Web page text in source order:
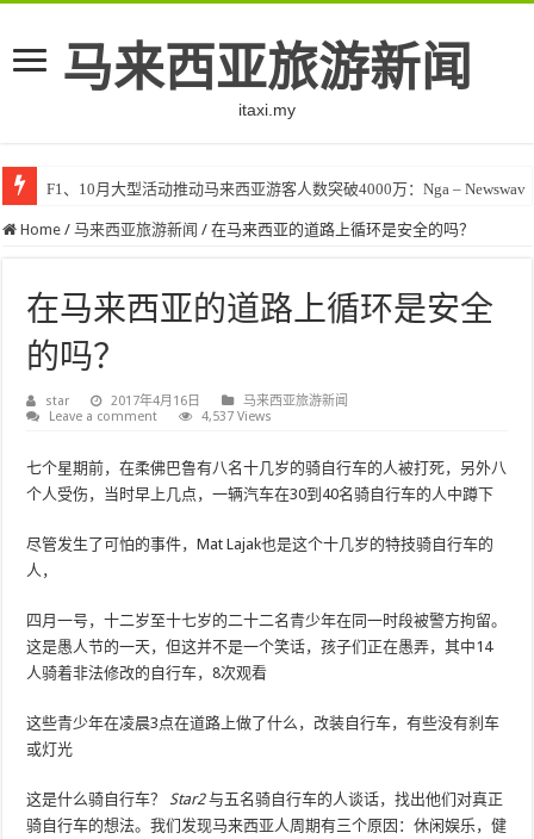
马来西亚旅游新闻
itaxi.my
F1、10月大型活动推动马来西亚游客人数突破4000万：Nga – Newswav
Home / 马来西亚旅游新闻 / 在马来西亚的道路上循环是安全的吗？
在马来西亚的道路上循环是安全
的吗？
star 2017年4月16日
马来西亚旅游新闻
Leave a comment
4,537 Views
七个星期前，在柔佛巴鲁有八名十几岁的骑自行车的人被打死，另外八
个人受伤，当时早上几点，一辆汽车在30到40名骑自行车的人中蹲下
尽管发生了可怕的事件，Mat Lajak也是这个十几岁的特技骑自行车的
人，
四月一号，十二岁至十七岁的二十二名青少年在同一时段被警方拘留。
这是愚人节的一天，但这并不是一个笑话，孩子们正在愚弄，其中14
人骑着非法修改的自行车，8次观看
这些青少年在凌晨3点在道路上做了什么，改装自行车，有些没有刹车
或灯光
这是什么骑自行车？Star2与五名骑自行车的人谈话，找出他们对真正
骑自行车的想法。我们发现马来西亚人周期有三个原因：休闲娱乐，健